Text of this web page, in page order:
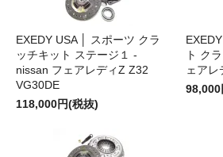
EXEDY USA │ スポーツ クラ
ッチキット ステージ１ -
nissan フェアレディZ Z32
VG30DE
118,000円(税抜)
ト ク
ェア
98,000